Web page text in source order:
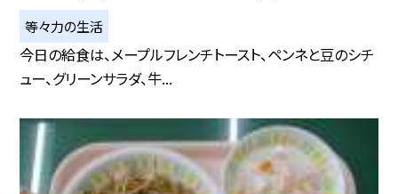
等々力の生活
今日の給食は、メープルフレンチトースト、ペンネと豆のシチ
ュー、グリーンサラダ、牛...